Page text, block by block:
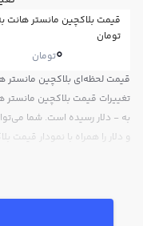
قیمت بلاکچین مانستر هانت
تومان
0تومان
به - دلار رسیده است. شما
و دلار را همراه با نمودار قیمت